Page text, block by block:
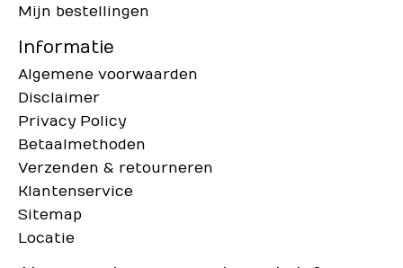
Mijn bestellingen
Informatie
Algemene voorwaarden
Disclaimer
Privacy Policy
Betaalmethoden
Verzenden & retourneren
Klantenservice
Sitemap
Locatie